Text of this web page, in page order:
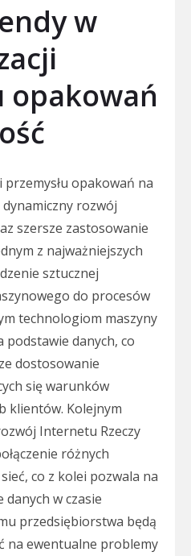
w
opakowań
opakowań na
dynamiczny rozwój
szersze zastosowanie
z najważniejszych
sztucznej
do procesów
technologiom maszyny
podstawie danych, co
dostosowanie
się warunków
klientów. Kolejnym
Internetu Rzeczy
różnych
co z kolei pozwala na
w czasie
przedsiębiorstwa będą
na ewentualne problemy